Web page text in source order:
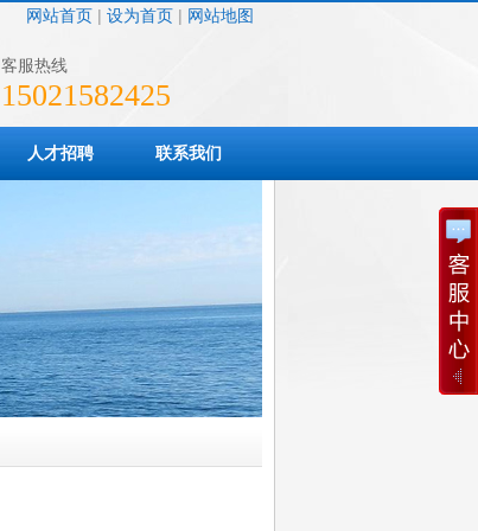
网站首页| 设为首页| 网站地图
客服热线
15021582425
人才招聘 联系我们